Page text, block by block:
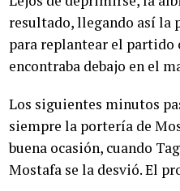
resultado, llegando así la
para replantear el partido
encontraba debajo en el
Los siguientes minutos
siempre la portería de
buena ocasión, cuando
Mostafa se la desvió. El